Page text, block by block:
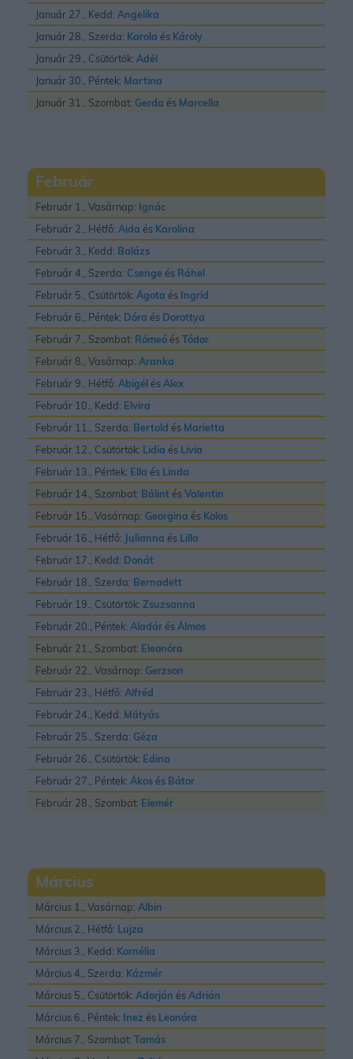
Január 27., Kedd: Angelika
Január 28., Szerda: Karola és Károly
Január 29., Csütörtök: Adél
Január 30., Péntek: Martina
Január 31., Szombat: Gerda és Marcella
Február
Február 1., Vasárnap: Ignác
Február 2., Hétfő: Aida és Karolina
Február 3., Kedd: Balázs
Február 4., Szerda: Csenge és Ráhel
Február 5., Csütörtök: Ágota és Ingrid
Február 6., Péntek: Dóra és Dorottya
Február 7., Szombat: Rómeó ésTódor
Február 8., Vasárnap: Aranka
Február 9., Hétfő: Abigél ésAlex
Február 10., Kedd: Elvira
Február 11., Szerda: Bertold és Marietta
Február 12., Csütörtök: Lidia és Livia
Február 13., Péntek: Ella és Linda
Február 14., Szombat: Bálint ésValentin
Február 15., Vasárnap: Georgina és Kolos
Február 16., Hétfő: Julianna és Lilla
Február 17., Kedd: Donát
Február 18., Szerda: Bernadett
Február 19., Csütörtök: Zsuzsanna
Február 20., Péntek: Aladár ésÁlmos
Február 21., Szombat: Eleonóra
Február 22., Vasárnap: Gerzson
Február 23., Hétfő: Alfréd
Február 24., Kedd: Mátyás
Február 25., Szerda: Géza
Február 26., Csütörtök: Edina
Február 27., Péntek: Ákos és Bátor
Február 28., Szombat: Elemér
Március
Március 1., Vasárnap: Albin
Március 2., Hétfő: Lujza
Március 3., Kedd: Kornélia
Március 4., Szerda: Kázmér
Március 5., Csütörtök: Adorján ésAdrián
Március 6., Péntek: Inez és Leonóra
Március 7., Szombat: Tamás